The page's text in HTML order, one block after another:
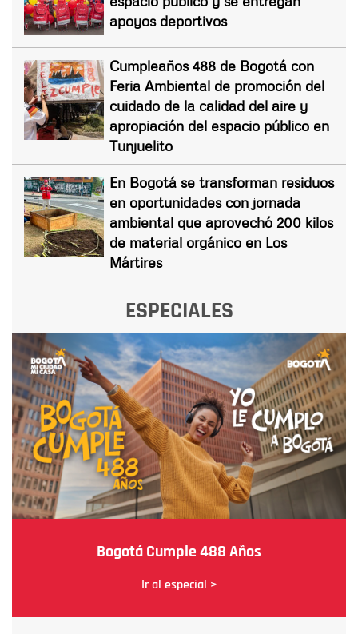
apoyos deportivos
Cumpleaños 488 de Bogotá con
Feria Ambiental de promoción del
cuidado de la calidad del aire y
apropiación del espacio público en
Tunjuelito
En Bogotá se transforman residuos
en oportunidades con jornada
ambiental que aprovechó 200 kilos
de material orgánico en Los
Mártires
ESPECIALES
Bogotá Cumple 488 Años
Ir al especial >